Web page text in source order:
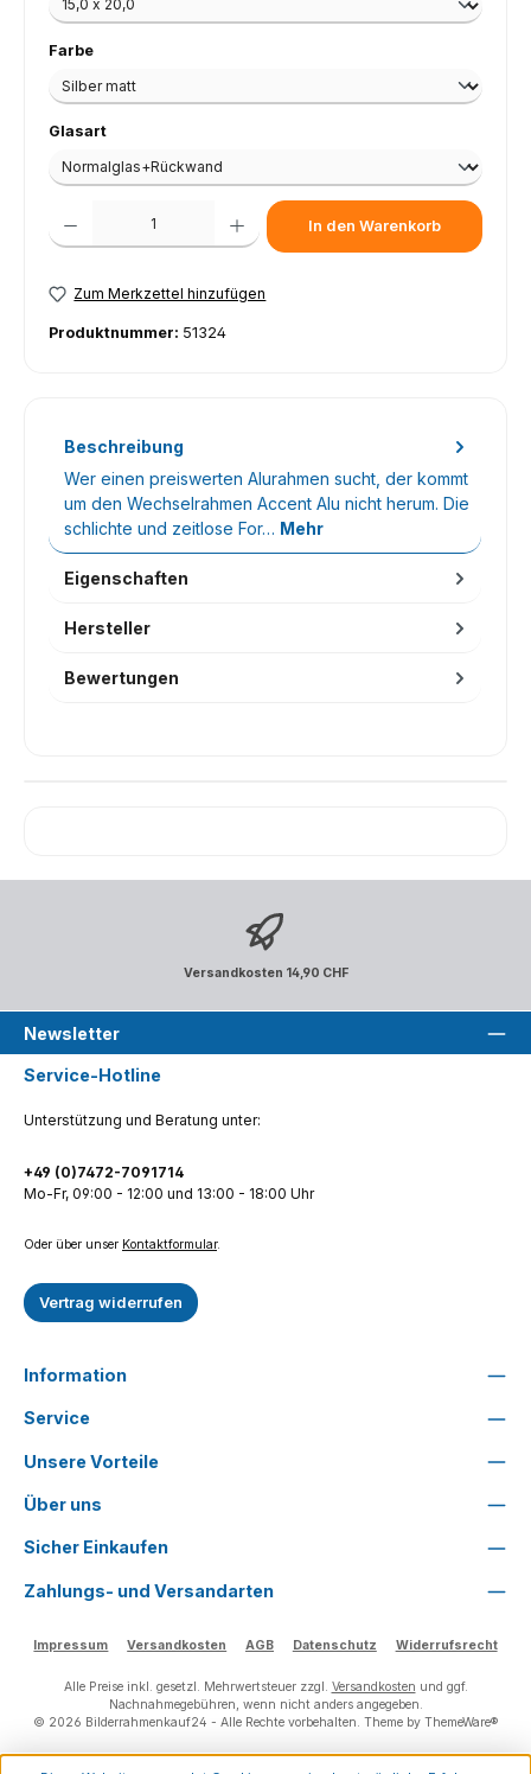
Farbeauswählen
Glasartauswählen
Produkt Anzahl: Gib den gewünschten Wert ein oder benutze die
In den Warenkorb
Zum Merkzettel hinzufügen
Produktnummer: 51324
Beschreibung
Wer einen preiswerten Alurahmen sucht, der kommt
um den Wechselrahmen Accent Alu nicht herum. Die
schlichte und zeitlose For… Mehr
Eigenschaften
Hersteller
Bewertungen
Versandkosten 14,90 CHF
Newsletter
Service-Hotline
Unterstützung und Beratung unter:
+49 (0)7472-7091714
Mo-Fr, 09:00 - 12:00 und 13:00 - 18:00 Uhr
Oder über unser Kontaktformular.
Vertrag widerrufen
Information
Service
Unsere Vorteile
Über uns
Sicher Einkaufen
Zahlungs- und Versandarten
Impressum Versandkosten AGB Datenschutz Widerrufsrecht
Alle Preise inkl. gesetzl. Mehrwertsteuer zzgl. Versandkosten und ggf.
Nachnahmegebühren, wenn nicht anders angegeben.
© 2026 Bilderrahmenkauf24 - Alle Rechte vorbehalten. Theme by ThemeWare®